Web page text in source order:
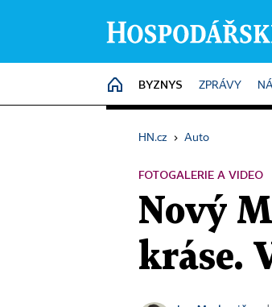
HOME
BYZNYS ZPRÁVY
HN.cz › Auto
FOTOGALERIE A VIDEO
Nový
kráse.